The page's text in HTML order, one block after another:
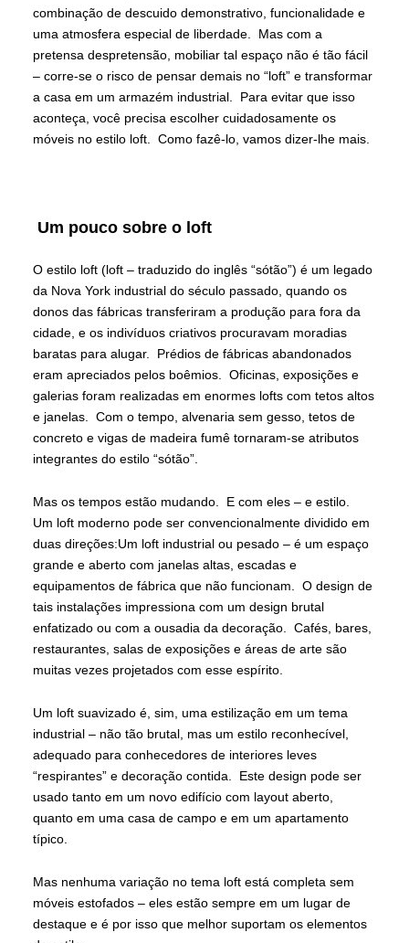
combinação de descuido demonstrativo, funcionalidade e
uma atmosfera especial de liberdade. Mas com a
pretensa despretensão, mobiliar tal espaço não é tão fácil
– corre-se o risco de pensar demais no “loft” e transformar
a casa em um armazém industrial. Para evitar que isso
aconteça, você precisa escolher cuidadosamente os
móveis no estilo loft. Como fazê-lo, vamos dizer-lhe mais.
Um pouco sobre o loft
O estilo loft (loft – traduzido do inglês “sótão”) é um legado
da Nova York industrial do século passado, quando os
donos das fábricas transferiram a produção para fora da
cidade, e os indivíduos criativos procuravam moradias
baratas para alugar. Prédios de fábricas abandonados
eram apreciados pelos boêmios. Oficinas, exposições e
galerias foram realizadas em enormes lofts com tetos altos
e janelas. Com o tempo, alvenaria sem gesso, tetos de
concreto e vigas de madeira fumê tornaram-se atributos
integrantes do estilo “sótão”.
Mas os tempos estão mudando. E com eles – e estilo.
Um loft moderno pode ser convencionalmente dividido em
duas direções:Um loft industrial ou pesado – é um espaço
grande e aberto com janelas altas, escadas e
equipamentos de fábrica que não funcionam. O design de
tais instalações impressiona com um design brutal
enfatizado ou com a ousadia da decoração. Cafés, bares,
restaurantes, salas de exposições e áreas de arte são
muitas vezes projetados com esse espírito.
Um loft suavizado é, sim, uma estilização em um tema
industrial – não tão brutal, mas um estilo reconhecível,
adequado para conhecedores de interiores leves
“respirantes” e decoração contida. Este design pode ser
usado tanto em um novo edifício com layout aberto,
quanto em uma casa de campo e em um apartamento
típico.
Mas nenhuma variação no tema loft está completa sem
móveis estofados – eles estão sempre em um lugar de
destaque e é por isso que melhor suportam os elementos